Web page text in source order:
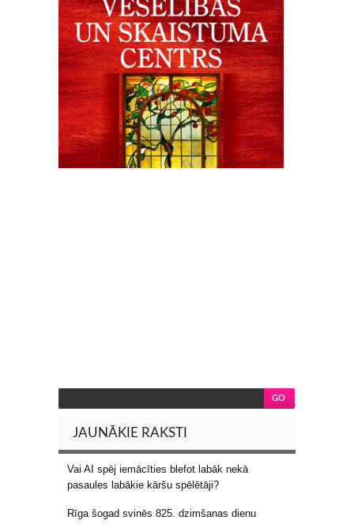
JAUNĀKIE RAKSTI
Vai AI spēj iemācīties blefot labāk nekā
pasaules labākie kāršu spēlētāji?
Rīga šogad svinēs 825. dzimšanas dienu